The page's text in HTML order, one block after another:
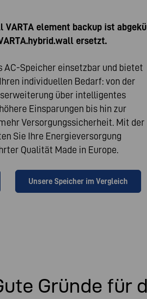
VARTA element backup ist
ersetzt.
AC-Speicher einsetzbar und bietet
individuellen Bedarf: von der
über intelligentes
Einsparungen bis hin zur
Versorgungssicherheit. Mit der
Sie Ihre Energieversorgung
Qualität Made in Europe.
Unsere Speicher im Vergleich
Gründe für